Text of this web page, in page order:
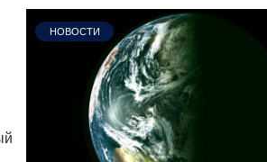
НОВОСТИ